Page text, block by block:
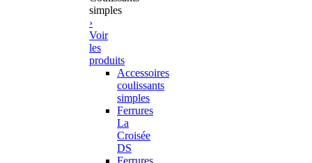
simples
›
Voir
les
produits
Accessoires
coulissants
simples
Ferrures
La
Croisée
DS
Ferrures